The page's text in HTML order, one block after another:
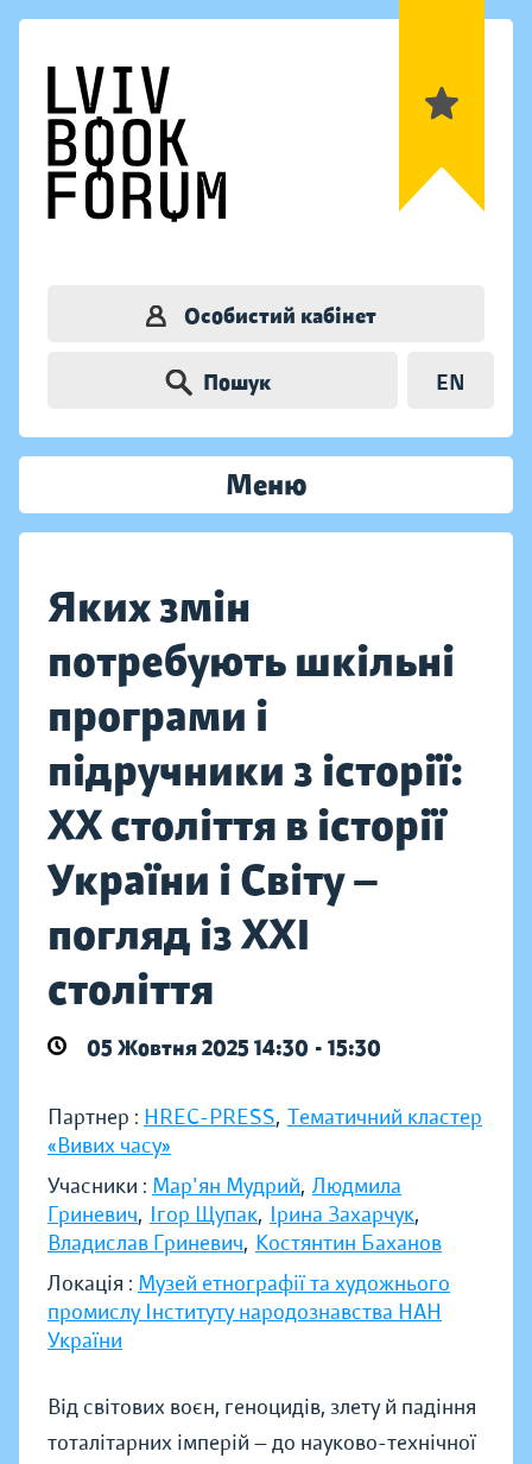
Особистий кабінет
Пошук EN
Меню
Яких змін
потребують шкільні
програми і
підручники з історії:
ХХ століття в історії
України і Світу —
погляд із ХХІ
століття
05 Жовтня 2025 14:30 - 15:30
Партнер : HREC-PRESS, Тематичний кластер
«Вивих часу»
Учасники : Мар'ян Мудрий, Людмила
Гриневич, Ігор Щупак, Ірина Захарчук,
Владислав Гриневич, Костянтин Баханов
Локація : Музей етнографії та художнього
промислу Інституту народознавства НАН
України
Від світових воєн, геноцидів, злету й падіння
тоталітарних імперій — до науково-технічної